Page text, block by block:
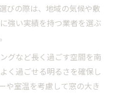
工務店の提案力に注目し
採光計画と打ち合わせ
から考える家づくり
違いを工務店が解説
びの際は、地域の気候や敷
強い実績を持つ業者を選ぶ
グなど長く過ごす空間を南
く過ごせる明るさを確保し
や室温を考慮して窓の大き